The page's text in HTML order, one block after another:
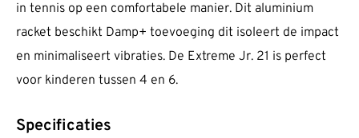
in tennis op een comfortabele manier. Dit aluminium
racket beschikt Damp+ toevoeging dit isoleert de impact
en minimaliseert vibraties. De Extreme Jr. 21 is perfect
voor kinderen tussen 4 en 6.
Specificaties